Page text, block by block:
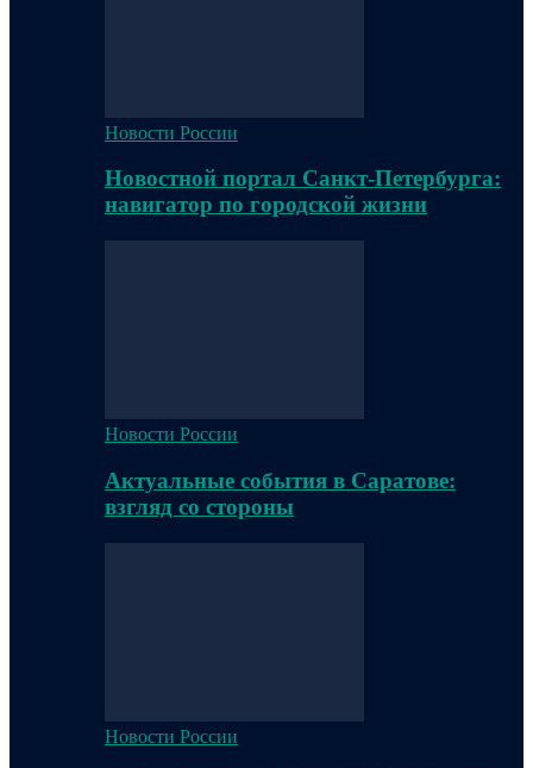
Новости России
Новостной портал Санкт-Петербурга:
навигатор по городской жизни
Новости России
Актуальные события в Саратове:
взгляд со стороны
Новости России